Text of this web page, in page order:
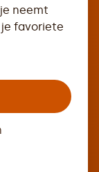
neemt
favoriete